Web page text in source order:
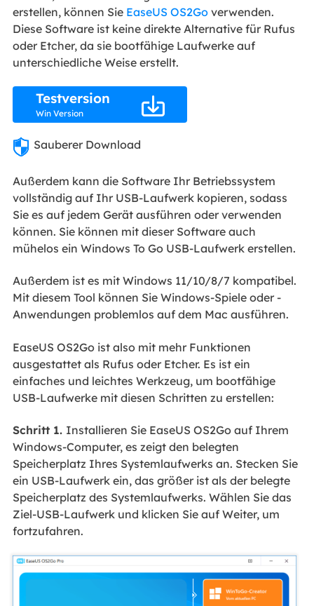
erstellen, können Sie EaseUS OS2Goverwenden.
Diese Software ist keine direkte Alternative für Rufus
oder Etcher, da sie bootfähige Laufwerke auf
unterschiedliche Weise erstellt.
Testversion
Win Version 
Sauberer Download
Außerdem kann die Software Ihr Betriebssystem
vollständig auf Ihr USB-Laufwerk kopieren, sodass
Sie es auf jedem Gerät ausführen oder verwenden
können. Sie können mit dieser Software auch
mühelos ein Windows To Go USB-Laufwerk erstellen.
Außerdem ist es mit Windows 11/10/8/7 kompatibel.
Mit diesem Tool können Sie Windows-Spiele oder -
Anwendungen problemlos auf dem Mac ausführen.
EaseUS OS2Go ist also mit mehr Funktionen
ausgestattet als Rufus oder Etcher. Es ist ein
einfaches und leichtes Werkzeug, um bootfähige
USB-Laufwerke mit diesen Schritten zu erstellen:
Schritt 1. Installieren Sie EaseUS OS2Go auf Ihrem
Windows-Computer, es zeigt den belegten
Speicherplatz Ihres Systemlaufwerks an. Stecken Sie
ein USB-Laufwerk ein, das größer ist als der belegte
Speicherplatz des Systemlaufwerks. Wählen Sie das
Ziel-USB-Laufwerk und klicken Sie auf Weiter, um
fortzufahren.